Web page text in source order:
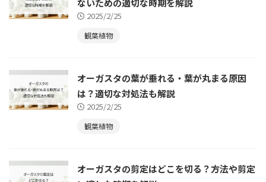
ないための適切な時期を解説
2025/2/25
観葉植物
オーガスタの葉が垂れる・葉が丸まる原因
は？適切な対処法も解説
2025/2/25
観葉植物
オーガスタの剪定はどこを切る？方法や剪定